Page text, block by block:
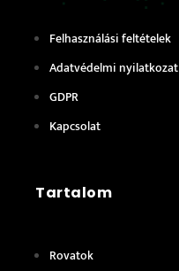
Felhasználási feltételek
Adatvédelmi nyilatkozat
GDPR
Kapcsolat
Tartalom
Rovatok